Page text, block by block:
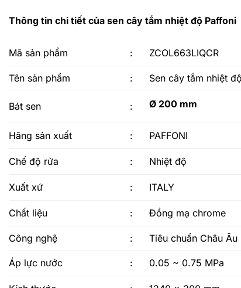
Thông tin chi tiết của sen cây tắm nhiệt độ Paffoni
Mã sản phẩm : ZCOL663LIQCR
Tên sản phẩm : Sen cây tắm nhiệt
Bát sen : Ø 200 mm
Hãng sản xuất : PAFFONI
Chế độ rửa : Nhiệt độ
Xuất xứ : ITALY
Chất liệu : Đồng mạ chrome
Công nghệ : Tiêu chuẩn Châu Âu
Áp lực nước : 0.05 ~ 0.75 MPa